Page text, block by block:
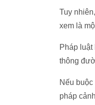
Tuy
xem là
Pháp
thông
Nếu
pháp